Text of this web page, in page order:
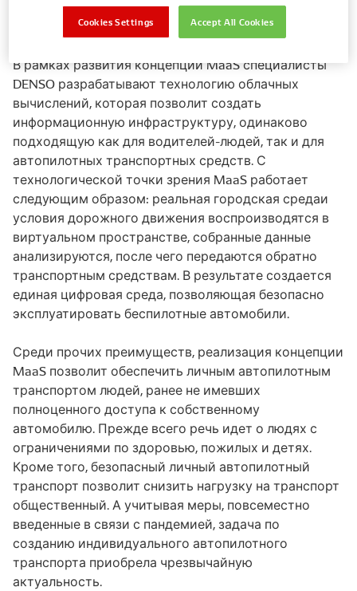
В рамках развития концепции MaaS специалисты
DENSO разрабатывают технологию облачных
вычислений, которая позволит создать
информационную инфраструктуру, одинаково
подходящую как для водителей-людей, так и для
автопилотных транспортных средств. С
технологической точки зрения MaaS работает
следующим образом: реальная городская средаи
условия дорожного движения воспроизводятся в
виртуальном пространстве, собранные данные
анализируются, после чего передаются обратно
транспортным средствам. В результате создается
единая цифровая среда, позволяющая безопасно
эксплуатировать беспилотные автомобили.
Среди прочих преимуществ, реализация концепции
MaaS позволит обеспечить личным автопилотным
транспортом людей, ранее не имевших
полноценного доступа к собственному
автомобилю. Прежде всего речь идет о людях с
ограничениями по здоровью, пожилых и детях.
Кроме того, безопасный личный автопилотный
транспорт позволит снизить нагрузку на транспорт
общественный. А учитывая меры, повсеместно
введенные в связи с пандемией, задача по
созданию индивидуального автопилотного
транспорта приобрела чрезвычайную
актуальность.
Accept All Cookies
Cookies Settings